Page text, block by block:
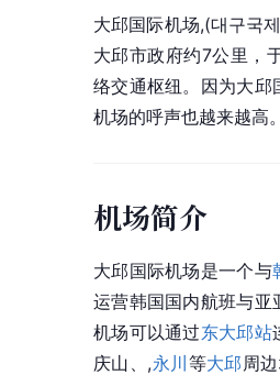
大邱国际机场,(대구국
大邱市政府约7公里，
络交通枢纽。因为大邱
机场的呼声也越来越高
机场简介
大邱国际机场是一个与
运营韩国国内航班与
机场可以通过东大邱站
庆山、,永川等大邱 周